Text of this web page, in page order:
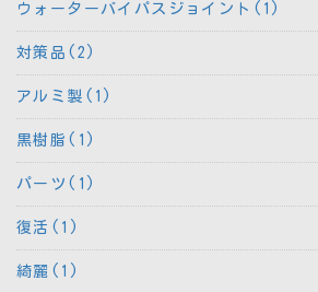
ウォーターバイパスジョイント(1)
対策品(2)
アルミ製(1)
黒樹脂(1)
パーツ(1)
復活(1)
綺麗(1)